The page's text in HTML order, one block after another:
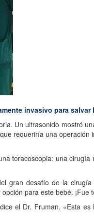
invasivo para salvar
Un ultrasonido mostró
requeriría una operación
toracoscopia: una cirugía
gran desafío de la
para este bebé. ¡Fue
el Dr. Fruman. «Esta